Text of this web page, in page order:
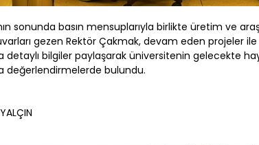
sonunda basın mensuplarıyla birlikte üretim ve
gezen Rektör Çakmak, devam eden projeler
detaylı bilgiler paylaşarak üniversitenin gelecekte
değerlendirmelerde bulundu.